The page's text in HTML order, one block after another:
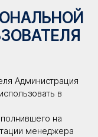
Администрация
в
на
менеджера